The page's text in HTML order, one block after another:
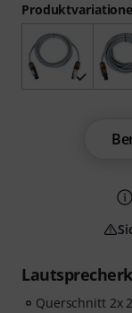
Querschnitt 2x